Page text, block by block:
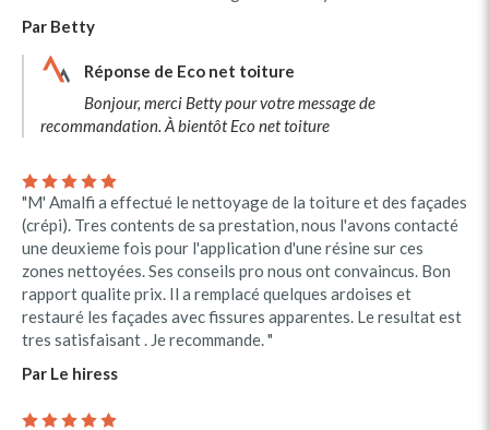
Par Betty
Réponse de Eco net toiture
Bonjour, merci Betty pour votre message de
recommandation. À bientôt Eco net toiture
"M' Amalfi a effectué le nettoyage de la toiture et des façades
(crépi). Tres contents de sa prestation, nous l'avons contacté
une deuxieme fois pour l'application d'une résine sur ces
zones nettoyées. Ses conseils pro nous ont convaincus. Bon
rapport qualite prix. Il a remplacé quelques ardoises et
restauré les façades avec fissures apparentes. Le resultat est
tres satisfaisant . Je recommande. "
Par Le hiress